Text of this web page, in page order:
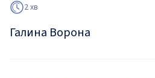
2 хв
Галина Ворона